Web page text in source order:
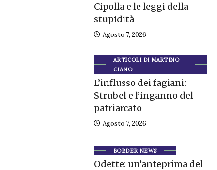
Cipolla e le leggi della
stupidità
Agosto 7, 2026
ARTICOLI DI MARTINO
CIANO
L’influsso dei fagiani:
Strubel e l’inganno del
patriarcato
Agosto 7, 2026
BORDER NEWS
Odette: un’anteprima del